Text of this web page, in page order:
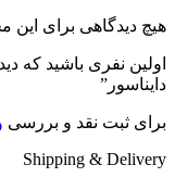
هیچ دیدگاهی برای
اولین نفری باشید که
دایناسور”
برای ثبت نقد و بررسی
Shipping & Delivery